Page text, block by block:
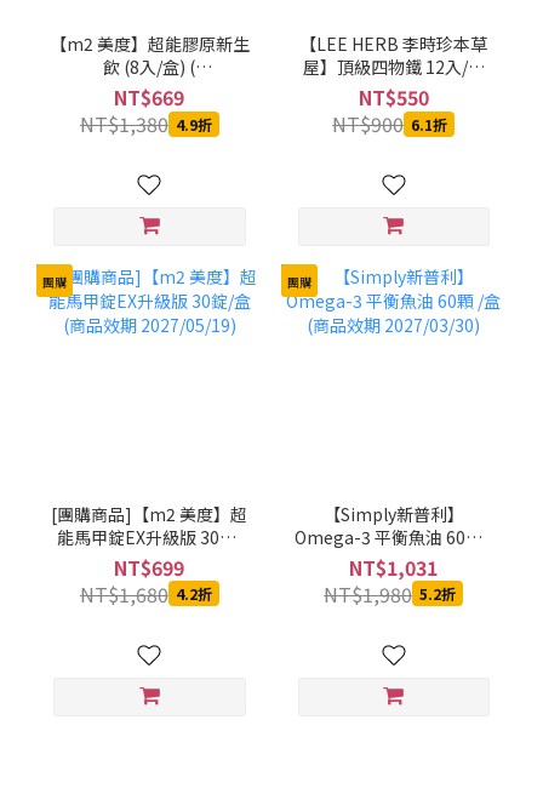
【m2 美度】超能膠原新生
飲 (8入/盒) (
EXP:2028/02/23)
NT$669
NT$1,380 4.9折
【LEE HERB 李時珍本草
屋】頂級四物鐵 12入/盒
(商品效期 2027/05/20)
NT$550
NT$900 6.1折
團購
[團購商品]【m2 美度】超
能馬甲錠EX升級版 30錠/
盒 (商品效期 2027/05/19)
NT$699
NT$1,680 4.2折
團購
【Simply新普利】
Omega-3 平衡魚油 60顆 /
盒 (商品效期 2027/03/30)
NT$1,031
NT$1,980 5.2折